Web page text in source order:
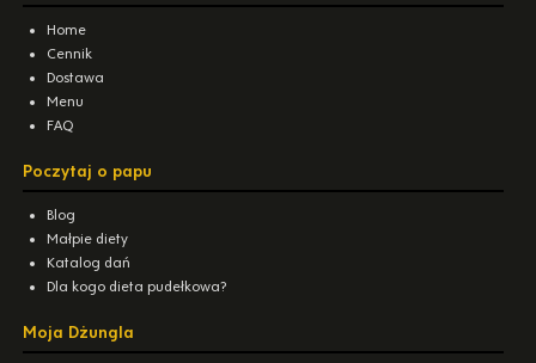
Home
Cennik
Dostawa
Menu
FAQ
Poczytaj o papu
Blog
Małpie diety
Katalog dań
Dla kogo dieta pudełkowa?
Moja Dżungla